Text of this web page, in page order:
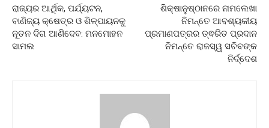
ରାଜ୍ୟର ଆର୍ଥିକ, ପର୍ଯ୍ୟଟନ,
ବାଣିଜ୍ୟ କ୍ଷେତ୍ର ଓ ଶିଳ୍ପାୟନକୁ
ନୂତନ ଦିଗ ଆଣିଦେବ: ମନମୋହନ
ସାମଲ
ଶିକ୍ଷାନୁଷ୍ଠାନରେ ନାମଲେଖା
ନିମନ୍ତେ ଆବଶ୍ୟକୀୟ
ପ୍ରମାଣପତ୍ରର ତ୍ଵରିତ ପ୍ରଦାନ
ନିମନ୍ତେ ରାଜସ୍ୱ ସଚିବଙ୍କ
ନିର୍ଦ୍ଦେଶ